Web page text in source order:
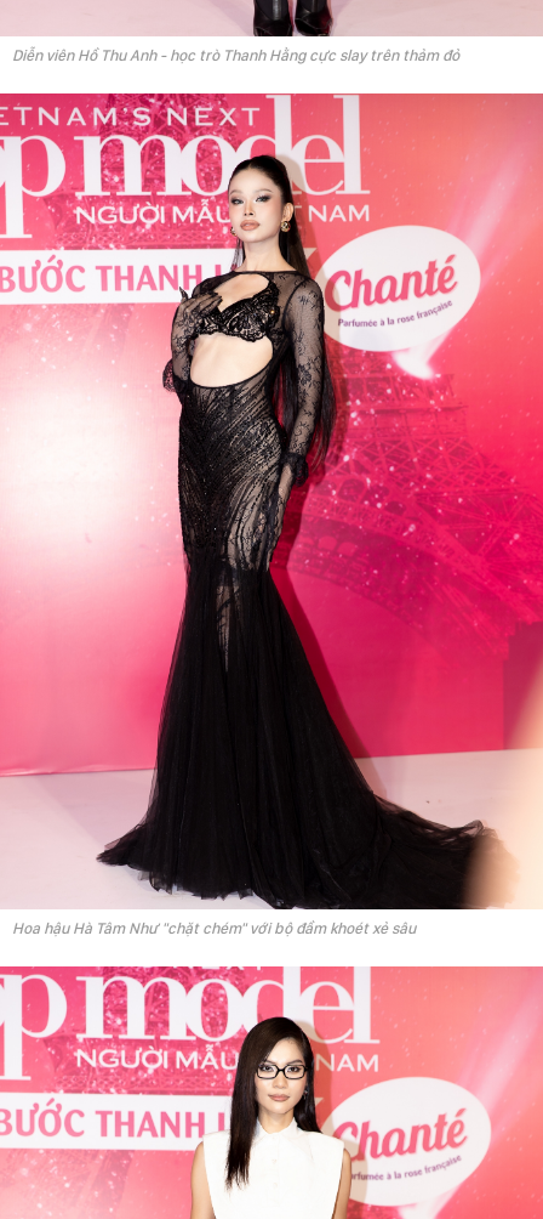
Diễn viên Hồ Thu Anh - học trò Thanh Hằng cực slay trên thảm đỏ
Hoa hậu Hà Tâm Như "chặt chém" với bộ đầm khoét xẻ sâu